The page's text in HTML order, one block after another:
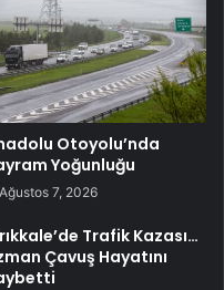
Otoyolu’nda
Yoğunluğu
Ağustos 7, 2026
Trafik Kazası…
Çavuş Hayatını